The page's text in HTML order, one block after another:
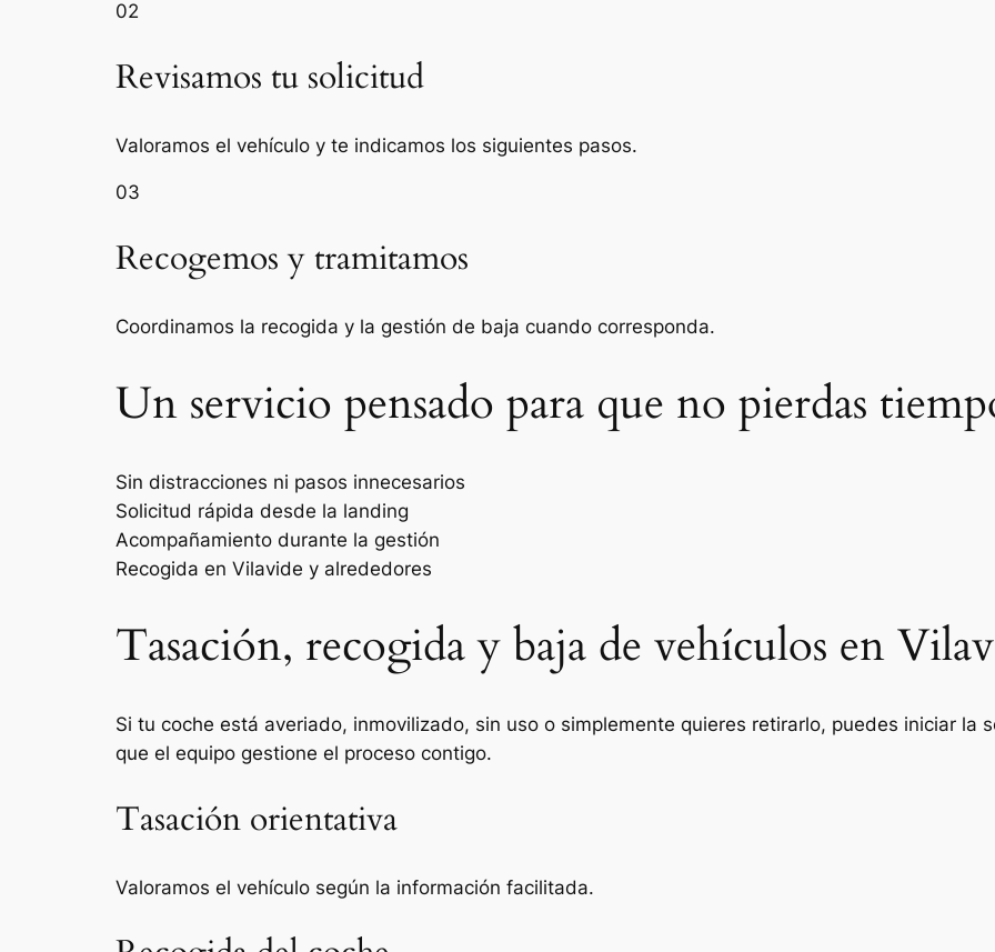
02
Revisamos tu solicitud
Valoramos el vehículo y te indicamos los siguientes pasos.
03
Recogemos y tramitamos
Coordinamos la recogida y la gestión de baja cuando corresponda.
Un servicio pensado para que no pierdas
Sin distracciones ni pasos innecesarios
Solicitud rápida desde la landing
Acompañamiento durante la gestión
Recogida en Vilavide y alrededores
Tasación, recogida y baja de vehículos en
Si tu coche está averiado, inmovilizado, sin uso o simplemente quieres retirarlo, puedes iniciar la
que el equipo gestione el proceso contigo.
Tasación orientativa
Valoramos el vehículo según la información facilitada.